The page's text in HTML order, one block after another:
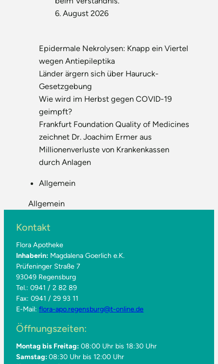
6. August 2026
Epidermale Nekrolysen: Knapp ein Viertel
wegen Antiepileptika
Länder ärgern sich über Hauruck-
Gesetzgebung
Wie wird im Herbst gegen COVID-19
geimpft?
Frankfurt Foundation Quality of Medicines
zeichnet Dr. Joachim Ermer aus
Millionenverluste von Krankenkassen
durch Anlagen
Allgemein
Allgemein
Kontakt
Flora Apotheke
Inhaberin: Magdalena Goerlich e.K.
Prüfeninger Straße 7
93049 Regensburg
Tel.: 0941 / 2 82 89
Fax: 0941 / 29 93 11
E-Mail:flora-apo.regensburg@t-online.de
Öffnungszeiten:
Montag bis Freitag: 08:00 Uhr bis 18:30 Uhr
Samstag:08:30 Uhr bis 12:00 Uhr